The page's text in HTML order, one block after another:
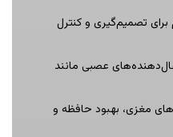
برای تصمیم‌گیری و کنترل
عصبی مانند
مغزی، بهبود حافظه و